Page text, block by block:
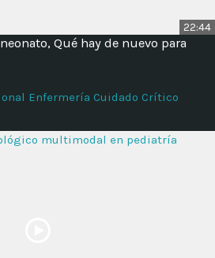
22:44
Qué hay de nuevo para
Enfermería Cuidado Crítico